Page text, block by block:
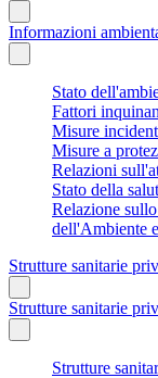
Informazioni
Stato
Fattori
Misure
Misure a
Relazioni
Stato della
Relazione
dell'Ambiente
Strutture sanitarie
Strutture sanitarie
Strutture